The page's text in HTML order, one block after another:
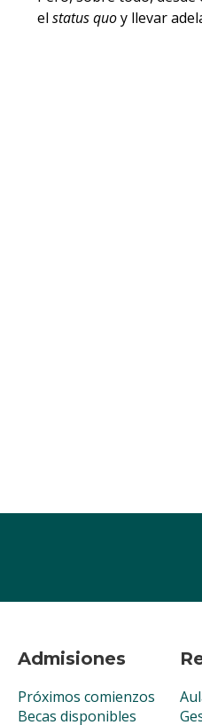
el status quoy llevar
Admisiones
Próximos comienzos
Becas disponibles